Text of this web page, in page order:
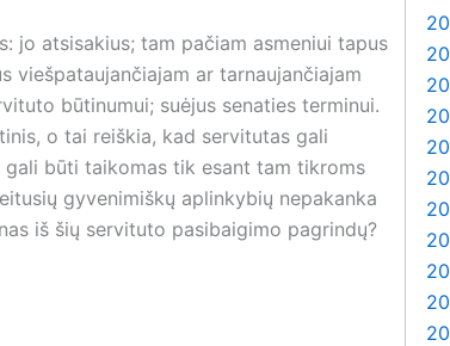
jo atsisakius; tam pačiam asmeniui tapus
viešpataujančiajam ar tarnaujančiajam
būtinumui; suėjus senaties terminui.
o tai reiškia, kad servitutas gali
būti taikomas tik esant tam tikroms
gyvenimiškų aplinkybių nepakanka
iš šių servituto pasibaigimo pagrindų?